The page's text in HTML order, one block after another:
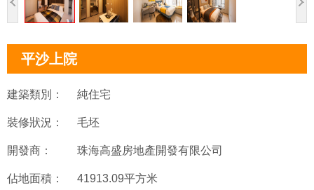
平沙上院
建築類別： 純住宅
裝修狀況： 毛坯
開發商： 珠海高盛房地產開發有限公司
佔地面積： 41913.09平方米